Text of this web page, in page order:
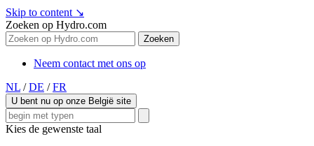
Skip to content ↘
Zoeken op Hydro.com
Zoeken
Neem contact met ons op
NL / DE / FR
U bent nu op onze België site
Kies de gewenste taal